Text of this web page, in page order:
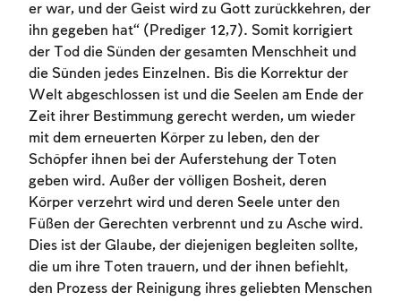
er war, und der Geist wird zu Gott zurückkehren, der
ihn gegeben hat“ (Prediger 12,7). Somit korrigiert
der Tod die Sünden der gesamten Menschheit und
die Sünden jedes Einzelnen. Bis die Korrektur der
Welt abgeschlossen ist und die Seelen am Ende der
Zeit ihrer Bestimmung gerecht werden, um wieder
mit dem erneuerten Körper zu leben, den der
Schöpfer ihnen bei der Auferstehung der Toten
geben wird. Außer der völligen Bosheit, deren
Körper verzehrt wird und deren Seele unter den
Füßen der Gerechten verbrennt und zu Asche wird.
Dies ist der Glaube, der diejenigen begleiten sollte,
die um ihre Toten trauern, und der ihnen befiehlt,
den Prozess der Reinigung ihres geliebten Menschen